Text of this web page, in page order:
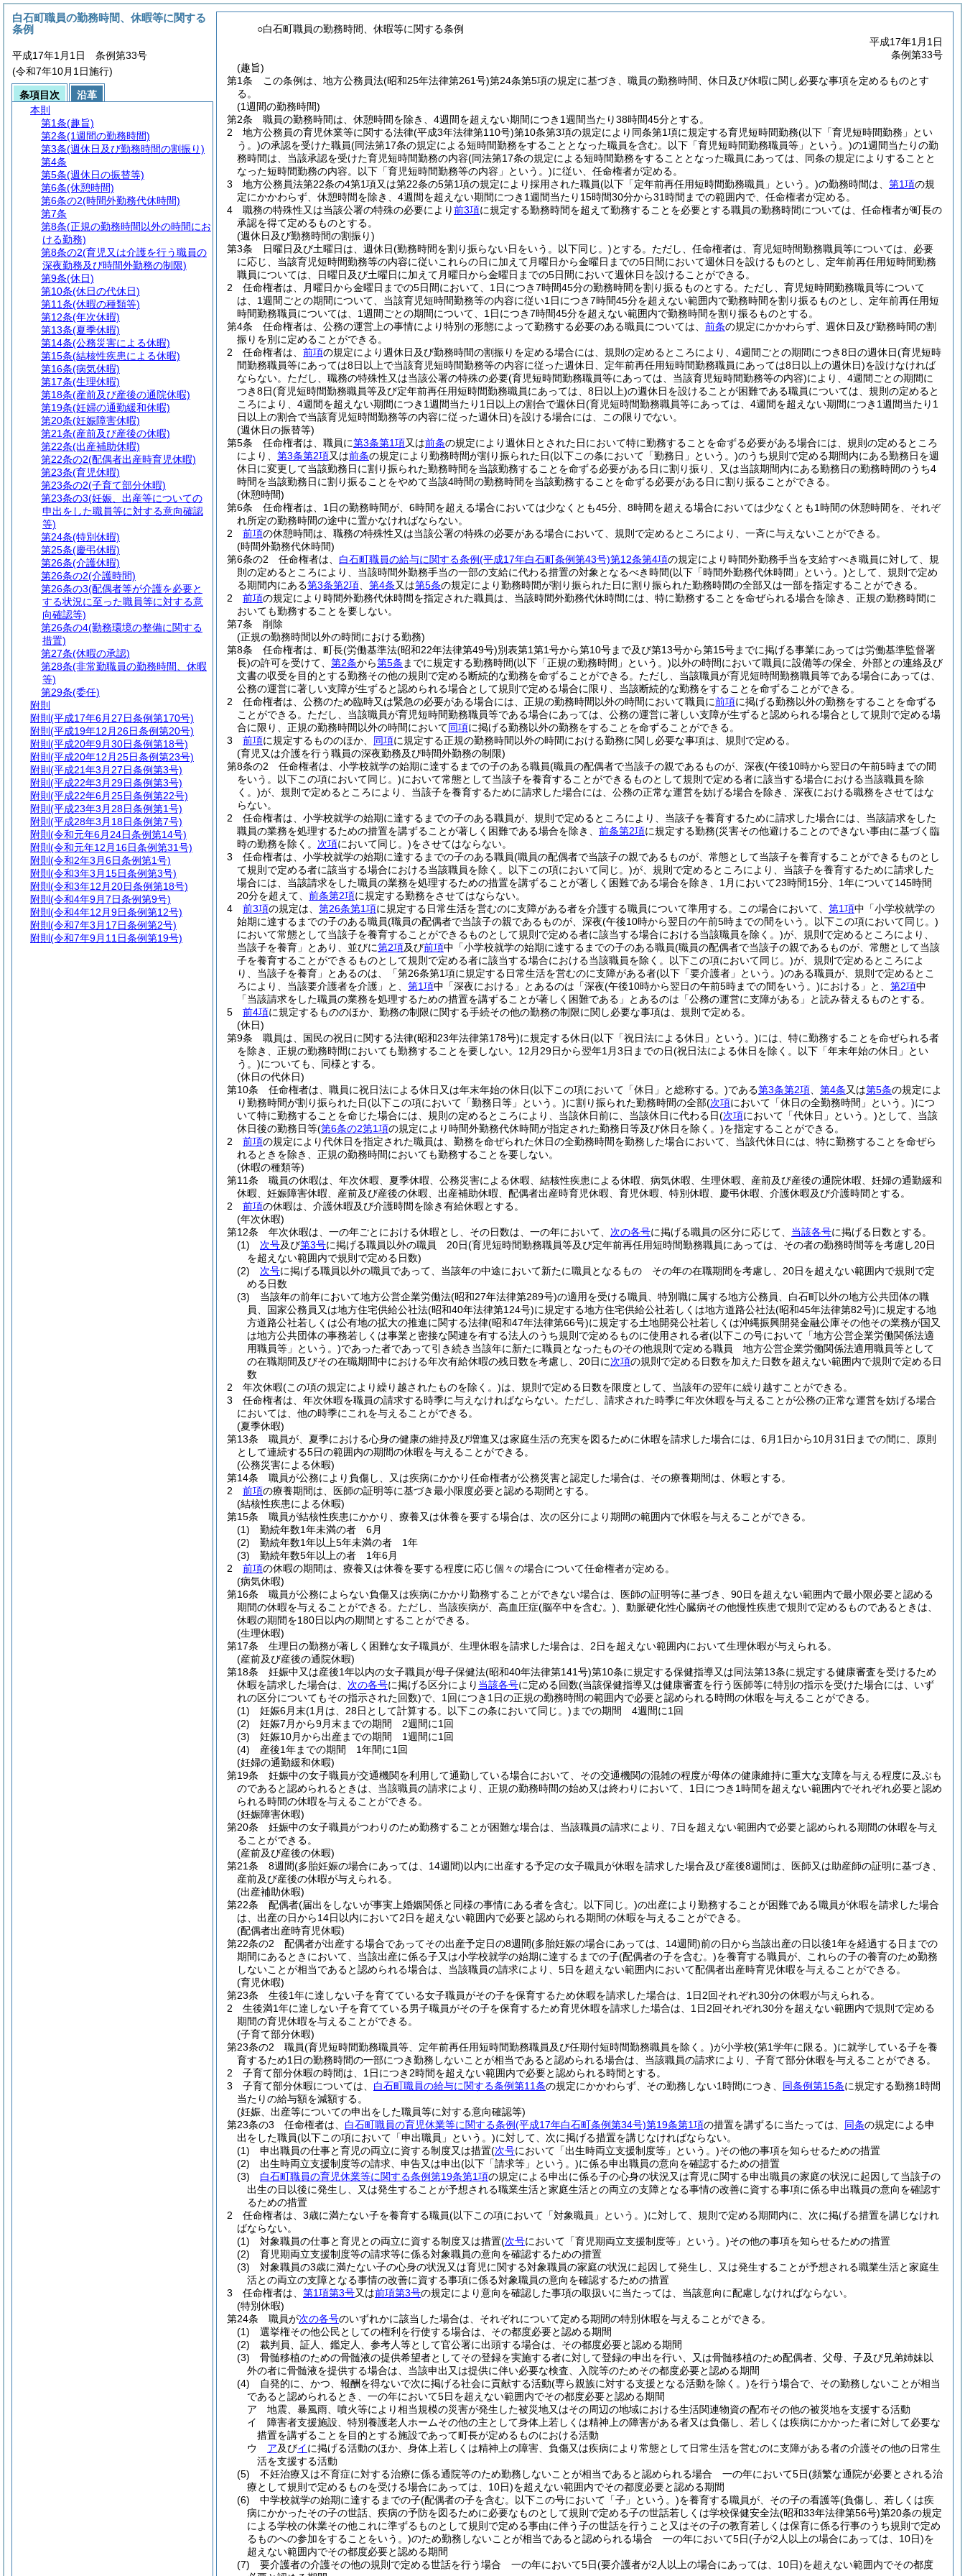
○白石町職員の勤務時間、休暇等に関する条例
平成17年1月1日
条例第33号
(趣旨)
第1条
この条例は、地方公務員法(昭和25年法律第261号)第24条第5項の規定に基づき、職員の勤務時間、休日及び休暇に関し必要な事項を定めるものとす
る。
(1週間の勤務時間)
第2条
職員の勤務時間は、休憩時間を除き、4週間を超えない期間につき1週間当たり38時間45分とする。
2
地方公務員の育児休業等に関する法律(平成3年法律第110号)第10条第3項の規定により同条第1項に規定する育児短時間勤務(以下「育児短時間勤務」とい
う。)の承認を受けた職員(同法第17条の規定による短時間勤務をすることとなった職員を含む。以下「育児短時間勤務職員等」という。)の1週間当たりの勤
務時間は、当該承認を受けた育児短時間勤務の内容(同法第17条の規定による短時間勤務をすることとなった職員にあっては、同条の規定によりすることと
なった短時間勤務の内容。以下「育児短時間勤務等の内容」という。)に従い、任命権者が定める。
3
地方公務員法第22条の4第1項又は第22条の5第1項の規定により採用された職員(以下「定年前再任用短時間勤務職員」という。)の勤務時間は、 第1項の規
定にかかわらず、休憩時間を除き、4週間を超えない期間につき1週間当たり15時間30分から31時間までの範囲内で、任命権者が定める。
4
職務の特殊性又は当該公署の特殊の必要により前3項に規定する勤務時間を超えて勤務することを必要とする職員の勤務時間については、任命権者が町長の
承認を得て定めるものとする。
(週休日及び勤務時間の割振り)
第3条
日曜日及び土曜日は、週休日(勤務時間を割り振らない日をいう。以下同じ。)とする。 ただし、任命権者は、育児短時間勤務職員等については、必要
に応じ、当該育児短時間勤務等の内容に従いこれらの日に加えて月曜日から金曜日までの5日間において週休日を設けるものとし、定年前再任用短時間勤務
職員については、日曜日及び土曜日に加えて月曜日から金曜日までの5日間において週休日を設けることができる。
2
任命権者は、月曜日から金曜日までの5日間において、1日につき7時間45分の勤務時間を割り振るものとする。 ただし、育児短時間勤務職員等について
は、1週間ごとの期間について、当該育児短時間勤務等の内容に従い1日につき7時間45分を超えない範囲内で勤務時間を割り振るものとし、定年前再任用短
時間勤務職員については、1週間ごとの期間について、1日につき7時間45分を超えない範囲内で勤務時間を割り振るものとする。
第4条
任命権者は、公務の運営上の事情により特別の形態によって勤務する必要のある職員については、 前条の規定にかかわらず、週休日及び勤務時間の割
振りを別に定めることができる。
2
任命権者は、 前項の規定により週休日及び勤務時間の割振りを定める場合には、規則の定めるところにより、4週間ごとの期間につき8日の週休日(育児短時
間勤務職員等にあっては8日以上で当該育児短時間勤務等の内容に従った週休日、定年前再任用短時間勤務職員にあっては8日以上の週休日)を設けなければ
ならない。 ただし、職務の特殊性又は当該公署の特殊の必要(育児短時間勤務職員等にあっては、当該育児短時間勤務等の内容)により、4週間ごとの期間に
つき8日(育児短時間勤務職員等及び定年前再任用短時間勤務職員にあっては、8日以上)の週休日を設けることが困難である職員については、規則の定めると
ころにより、4週間を超えない期間につき1週間当たり1日以上の割合で週休日(育児短時間勤務職員等にあっては、4週間を超えない期間につき1週間当たり1
日以上の割合で当該育児短時間勤務等の内容に従った週休日)を設ける場合には、この限りでない。
(週休日の振替等)
第5条
任命権者は、職員に第3条第1項又は前条の規定により週休日とされた日において特に勤務することを命ずる必要がある場合には、規則の定めるところ
により、 第3条第2項又は前条の規定により勤務時間が割り振られた日(以下この条において「勤務日」という。)のうち規則で定める期間内にある勤務日を週
休日に変更して当該勤務日に割り振られた勤務時間を当該勤務することを命ずる必要がある日に割り振り、又は当該期間内にある勤務日の勤務時間のうち4
時間を当該勤務日に割り振ることをやめて当該4時間の勤務時間を当該勤務することを命ずる必要がある日に割り振ることができる。
(休憩時間)
第6条
任命権者は、1日の勤務時間が、6時間を超える場合においては少なくとも45分、8時間を超える場合においては少なくとも1時間の休憩時間を、それぞ
れ所定の勤務時間の途中に置かなければならない。
2
前項の休憩時間は、職務の特殊性又は当該公署の特殊の必要がある場合において、規則で定めるところにより、一斉に与えないことができる。
(時間外勤務代休時間)
第6条の2
任命権者は、 白石町職員の給与に関する条例(平成17年白石町条例第43号)第12条第4項の規定により時間外勤務手当を支給すべき職員に対して、規
則の定めるところにより、当該時間外勤務手当の一部の支給に代わる措置の対象となるべき時間(以下「時間外勤務代休時間」という。)として、規則で定め
る期間内にある第3条第2項 第4条又は第5条の規定により勤務時間が割り振られた日に割り振られた勤務時間の全部又は一部を指定することができる。
2
前項の規定により時間外勤務代休時間を指定された職員は、当該時間外勤務代休時間には、特に勤務することを命ぜられる場合を除き、正規の勤務時間に
おいても勤務することを要しない。
第7条
削除
(正規の勤務時間以外の時間における勤務)
第8条
任命権者は、町長(労働基準法(昭和22年法律第49号)別表第1第1号から第10号まで及び第13号から第15号までに掲げる事業にあっては労働基準監督署
長)の許可を受けて、 第2条から第5条 までに規定する勤務時間(以下「正規の勤務時間」という。)以外の時間において職員に設備等の保全、外部との連絡及び
文書の収受を目的とする勤務その他の規則で定める断続的な勤務を命ずることができる。 ただし、当該職員が育児短時間勤務職員等である場合にあっては、
公務の運営に著しい支障が生ずると認められる場合として規則で定める場合に限り、当該断続的な勤務をすることを命ずることができる。
2
任命権者は、公務のため臨時又は緊急の必要がある場合には、正規の勤務時間以外の時間において職員に前項に掲げる勤務以外の勤務をすることを命ずる
ことができる。 ただし、当該職員が育児短時間勤務職員等である場合にあっては、公務の運営に著しい支障が生ずると認められる場合として規則で定める場
合に限り、正規の勤務時間以外の時間において同項に掲げる勤務以外の勤務をすることを命ずることができる。
3
前項に規定するもののほか、 同項に規定する正規の勤務時間以外の時間における勤務に関し必要な事項は、規則で定める。
(育児又は介護を行う職員の深夜勤務及び時間外勤務の制限)
第8条の2
任命権者は、小学校就学の始期に達するまでの子のある職員(職員の配偶者で当該子の親であるものが、深夜(午後10時から翌日の午前5時までの間
をいう。以下この項において同じ。)において常態として当該子を養育することができるものとして規則で定める者に該当する場合における当該職員を除
く。)が、規則で定めるところにより、当該子を養育するために請求した場合には、公務の正常な運営を妨げる場合を除き、深夜における職務をさせてはな
らない。
2
任命権者は、小学校就学の始期に達するまでの子のある職員が、規則で定めるところにより、当該子を養育するために請求した場合には、当該請求をした
職員の業務を処理するための措置を講ずることが著しく困難である場合を除き、 前条第2項に規定する勤務(災害その他避けることのできない事由に基づく臨
時の勤務を除く。 次項において同じ。)をさせてはならない。
3
任命権者は、小学校就学の始期に達するまでの子のある職員(職員の配偶者で当該子の親であるものが、常態として当該子を養育することができるものとし
て規則で定める者に該当する場合における当該職員を除く。以下この項において同じ。)が、規則で定めるところにより、当該子を養育するために請求した
場合には、当該請求をした職員の業務を処理するための措置を講ずることが著しく困難である場合を除き、1月において23時間15分、1年について145時間
20分を超えて、 前条第2項に規定する勤務をさせてはならない。
4
前3項の規定は、 第26条第1項に規定する日常生活を営むのに支障がある者を介護する職員について準用する。 この場合において、 第1項中「小学校就学の
始期に達するまでの子のある職員(職員の配偶者で当該子の親であるものが、深夜(午後10時から翌日の午前5時までの間をいう。以下この項において同じ。)
において常態として当該子を養育することができるものとして規則で定める者に該当する場合における当該職員を除く。)が、規則で定めるところにより、
当該子を養育」とあり、並びに第2項及び前項中「小学校就学の始期に達するまでの子のある職員(職員の配偶者で当該子の親であるものが、常態として当該
子を養育することができるものとして規則で定める者に該当する場合における当該職員を除く。以下この項において同じ。)が、規則で定めるところによ
り、当該子を養育」とあるのは、「第26条第1項に規定する日常生活を営むのに支障がある者(以下「要介護者」という。)のある職員が、規則で定めるとこ
ろにより、当該要介護者を介護」と、 第1項中「深夜における」とあるのは「深夜(午後10時から翌日の午前5時までの間をいう。)における」と、 第2項中
「当該請求をした職員の業務を処理するための措置を講ずることが著しく困難である」とあるのは「公務の運営に支障がある」と読み替えるものとする。
5
前4項に規定するもののほか、勤務の制限に関する手続その他の勤務の制限に関し必要な事項は、規則で定める。
(休日)
第9条
職員は、国民の祝日に関する法律(昭和23年法律第178号)に規定する休日(以下「祝日法による休日」という。)には、特に勤務することを命ぜられる者
を除き、正規の勤務時間においても勤務することを要しない。 12月29日から翌年1月3日までの日(祝日法による休日を除く。以下「年末年始の休日」とい
う。)についても、同様とする。
(休日の代休日)
第10条
任命権者は、職員に祝日法による休日又は年末年始の休日(以下この項において「休日」と総称する。)である第3条第2項 第4条又は第5条の規定によ
り勤務時間が割り振られた日(以下この項において「勤務日等」という。)に割り振られた勤務時間の全部(次項において「休日の全勤務時間」という。)につ
いて特に勤務することを命じた場合には、規則の定めるところにより、当該休日前に、当該休日に代わる日(次項において「代休日」という。)として、当該
休日後の勤務日等(第6条の2第1項の規定により時間外勤務代休時間が指定された勤務日等及び休日を除く。)を指定することができる。
2
前項の規定により代休日を指定された職員は、勤務を命ぜられた休日の全勤務時間を勤務した場合において、当該代休日には、特に勤務することを命ぜら
れるときを除き、正規の勤務時間においても勤務することを要しない。
(休暇の種類等)
第11条
職員の休暇は、年次休暇、夏季休暇、公務災害による休暇、結核性疾患による休暇、病気休暇、生理休暇、産前及び産後の通院休暇、妊婦の通勤緩和
休暇、妊娠障害休暇、産前及び産後の休暇、出産補助休暇、配偶者出産時育児休暇、育児休暇、特別休暇、慶弔休暇、介護休暇及び介護時間とする。
2
前項の休暇は、介護休暇及び介護時間を除き有給休暇とする。
(年次休暇)
第12条
年次休暇は、一の年ごとにおける休暇とし、その日数は、一の年において、 次の各号に掲げる職員の区分に応じて、 当該各号に掲げる日数とする。
(1)
次号及び第3号に掲げる職員以外の職員 20日(育児短時間勤務職員等及び定年前再任用短時間勤務職員にあっては、その者の勤務時間等を考慮し20日
を超えない範囲内で規則で定める日数)
(2)
次号に掲げる職員以外の職員であって、当該年の中途において新たに職員となるもの その年の在職期間を考慮し、20日を超えない範囲内で規則で定
める日数
(3)
当該年の前年において地方公営企業労働法(昭和27年法律第289号)の適用を受ける職員、特別職に属する地方公務員、白石町以外の地方公共団体の職
員、国家公務員又は地方住宅供給公社法(昭和40年法律第124号)に規定する地方住宅供給公社若しくは地方道路公社法(昭和45年法律第82号)に規定する地
方道路公社若しくは公有地の拡大の推進に関する法律(昭和47年法律第66号)に規定する土地開発公社若しくは沖縄振興開発金融公庫その他その業務が国又
は地方公共団体の事務若しくは事業と密接な関連を有する法人のうち規則で定めるものに使用される者(以下この号において「地方公営企業労働関係法適
用職員等」という。)であった者であって引き続き当該年に新たに職員となったものその他規則で定める職員 地方公営企業労働関係法適用職員等として
の在職期間及びその在職期間中における年次有給休暇の残日数を考慮し、20日に次項の規則で定める日数を加えた日数を超えない範囲内で規則で定める日
数
2
年次休暇(この項の規定により繰り越されたものを除く。)は、規則で定める日数を限度として、当該年の翌年に繰り越すことができる。
3
任命権者は、年次休暇を職員の請求する時季に与えなければならない。 ただし、請求された時季に年次休暇を与えることが公務の正常な運営を妨げる場合
においては、他の時季にこれを与えることができる。
(夏季休暇)
第13条
職員が、夏季における心身の健康の維持及び増進又は家庭生活の充実を図るために休暇を請求した場合には、6月1日から10月31日までの間に、原則
として連続する5日の範囲内の期間の休暇を与えることができる。
(公務災害による休暇)
第14条
職員が公務により負傷し、又は疾病にかかり任命権者が公務災害と認定した場合は、その療養期間は、休暇とする。
2
前項の療養期間は、医師の証明等に基づき最小限度必要と認める期間とする。
(結核性疾患による休暇)
第15条
職員が結核性疾患にかかり、療養又は休養を要する場合は、次の区分により期間の範囲内で休暇を与えることができる。
(1)
勤続年数1年未満の者 6月
(2)
勤続年数1年以上5年未満の者 1年
(3)
勤続年数5年以上の者 1年6月
2
前項の休暇の期間は、療養又は休養を要する程度に応じ個々の場合について任命権者が定める。
(病気休暇)
第16条
職員が公務によらない負傷又は疾病にかかり勤務することができない場合は、医師の証明等に基づき、90日を超えない範囲内で最小限必要と認める
期間の休暇を与えることができる。 ただし、当該疾病が、高血圧症(脳卒中を含む。) 、動脈硬化性心臓病その他慢性疾患で規則で定めるものであるときは、
休暇の期間を180日以内の期間とすることができる。
(生理休暇)
第17条
生理日の勤務が著しく困難な女子職員が、生理休暇を請求した場合は、2日を超えない範囲内において生理休暇が与えられる。
(産前及び産後の通院休暇)
第18条
妊娠中又は産後1年以内の女子職員が母子保健法(昭和40年法律第141号)第10条に規定する保健指導又は同法第13条に規定する健康審査を受けるため
休暇を請求した場合は、 次の各号に掲げる区分により 当該各号に定める回数(当該保健指導又は健康審査を行う医師等に特別の指示を受けた場合には、いず
れの区分についてもその指示された回数)で、1回につき1日の正規の勤務時間の範囲内で必要と認められる時間の休暇を与えることができる。
(1)
妊娠6月末(1月は、28日として計算する。以下この条において同じ。) までの期間 4週間に1回
(2)
妊娠7月から9月末までの期間 2週間に1回
(3)
妊娠10月から出産までの期間 1週間に1回
(4)
産後1年までの期間 1年間に1回
(妊婦の通勤緩和休暇)
第19条
妊娠中の女子職員が交通機関を利用して通勤している場合において、その交通機関の混雑の程度が母体の健康維持に重大な支障を与える程度に及ぶも
のであると認められるときは、当該職員の請求により、正規の勤務時間の始め又は終わりにおいて、1日につき1時間を超えない範囲内でそれぞれ必要と認め
られる時間の休暇を与えることができる。
(妊娠障害休暇)
第20条
妊娠中の女子職員がつわりのため勤務することが困難な場合は、当該職員の請求により、7日を超えない範囲内で必要と認められる期間の休暇を与え
ることができる。
(産前及び産後の休暇)
第21条
8週間(多胎妊娠の場合にあっては、14週間)以内に出産する予定の女子職員が休暇を請求した場合及び産後8週間は、医師又は助産師の証明に基づき、
産前及び産後の休暇が与えられる。
(出産補助休暇)
第22条
配偶者(届出をしないが事実上婚姻関係と同様の事情にある者を含む。以下同じ。)の出産により勤務することが困難である職員が休暇を請求した場合
は、出産の日から14日以内において2日を超えない範囲内で必要と認められる期間の休暇を与えることができる。
(配偶者出産時育児休暇)
第22条の2
配偶者が出産する場合であってその出産予定日の8週間(多胎妊娠の場合にあっては、14週間)前の日から当該出産の日以後1年を経過する日までの
期間にあるときにおいて、当該出産に係る子又は小学校就学の始期に達するまでの子(配偶者の子を含む。)を養育する職員が、これらの子の養育のため勤務
しないことが相当であると認められる場合は、当該職員の請求により、5日を超えない範囲内において配偶者出産時育児休暇を与えることができる。
(育児休暇)
第23条
生後1年に達しない子を育てている女子職員がその子を保育するため休暇を請求した場合は、1日2回それぞれ30分の休暇が与えられる。
2
生後満1年に達しない子を育てている男子職員がその子を保育するため育児休暇を請求した場合は、1日2回それぞれ30分を超えない範囲内で規則で定める
期間の育児休暇を与えることができる。
(子育て部分休暇)
第23条の2
職員(育児短時間勤務職員等、定年前再任用短時間勤務職員及び任期付短時間勤務職員を除く。)が小学校(第1学年に限る。)に就学している子を養
育するため1日の勤務時間の一部につき勤務しないことが相当であると認められる場合は、当該職員の請求により、子育て部分休暇を与えることができる。
2
子育て部分休暇の時間は、1日につき2時間を超えない範囲内で必要と認められる時間とする。
3
子育て部分休暇については、 白石町職員の給与に関する条例第11条の規定にかかわらず、その勤務しない1時間につき、 同条例第15条に規定する勤務1時間
当たりの給与額を減額する。
(妊娠、出産等についての申出をした職員等に対する意向確認等)
第23条の3
任命権者は、 白石町職員の育児休業等に関する条例(平成17年白石町条例第34号)第19条第1項の措置を講ずるに当たっては、 同条の規定による申
出をした職員(以下この項において「申出職員」という。)に対して、次に掲げる措置を講じなければならない。
(1)
申出職員の仕事と育児の両立に資する制度又は措置(次号において「出生時両立支援制度等」という。)その他の事項を知らせるための措置
(2)
出生時両立支援制度等の請求、申告又は申出(以下「請求等」という。)に係る申出職員の意向を確認するための措置
(3)
白石町職員の育児休業等に関する条例第19条第1項の規定による申出に係る子の心身の状況又は育児に関する申出職員の家庭の状況に起因して当該子の
出生の日以後に発生し、又は発生することが予想される職業生活と家庭生活との両立の支障となる事情の改善に資する事項に係る申出職員の意向を確認す
るための措置
2
任命権者は、3歳に満たない子を養育する職員(以下この項において「対象職員」という。)に対して、規則で定める期間内に、次に掲げる措置を講じなけれ
ばならない。
(1)
対象職員の仕事と育児との両立に資する制度又は措置(次号において「育児期両立支援制度等」という。)その他の事項を知らせるための措置
(2)
育児期両立支援制度等の請求等に係る対象職員の意向を確認するための措置
(3)
対象職員の3歳に満たない子の心身の状況又は育児に関する対象職員の家庭の状況に起因して発生し、又は発生することが予想される職業生活と家庭生
活との両立の支障となる事情の改善に資する事項に係る対象職員の意向を確認するための措置
3
任命権者は、 第1項第3号又は前項第3号の規定により意向を確認した事項の取扱いに当たっては、当該意向に配慮しなければならない。
(特別休暇)
第24条
職員が次の各号のいずれかに該当した場合は、それぞれについて定める期間の特別休暇を与えることができる。
(1)
選挙権その他公民としての権利を行使する場合は、その都度必要と認める期間
(2)
裁判員、証人、鑑定人、参考人等として官公署に出頭する場合は、その都度必要と認める期間
(3)
骨髄移植のための骨髄液の提供希望者としてその登録を実施する者に対して登録の申出を行い、又は骨髄移植のため配偶者、父母、子及び兄弟姉妹以
外の者に骨髄液を提供する場合は、当該申出又は提供に伴い必要な検査、入院等のためその都度必要と認める期間
(4)
自発的に、かつ、報酬を得ないで次に掲げる社会に貢献する活動(専ら親族に対する支援となる活動を除く。)を行う場合で、その勤務しないことが相当
であると認められるとき、一の年において5日を超えない範囲内でその都度必要と認める期間
ア
地震、暴風雨、噴火等により相当規模の災害が発生した被災地又はその周辺の地域における生活関連物資の配布その他の被災地を支援する活動
イ
障害者支援施設、特別養護老人ホームその他の主として身体上若しくは精神上の障害がある者又は負傷し、若しくは疾病にかかった者に対して必要な
措置を講ずることを目的とする施設であって町長が定めるものにおける活動
ウ
ア及びイに掲げる活動のほか、身体上若しくは精神上の障害、負傷又は疾病により常態として日常生活を営むのに支障がある者の介護その他の日常生
活を支援する活動
(5)
不妊治療又は不育症に対する治療に係る通院等のため勤務しないことが相当であると認められる場合 一の年において5日(頻繁な通院が必要とされる治
療として規則で定めるものを受ける場合にあっては、10日)を超えない範囲内でその都度必要と認める期間
(6)
中学校就学の始期に達するまでの子(配偶者の子を含む。以下この号において「子」という。)を養育する職員が、その子の看護等(負傷し、若しくは疾
病にかかったその子の世話、疾病の予防を図るために必要なものとして規則で定める子の世話若しくは学校保健安全法(昭和33年法律第56号)第20条の規定
による学校の休業その他これに準ずるものとして規則で定める事由に伴う子の世話を行うこと又はその子の教育若しくは保育に係る行事のうち規則で定め
るものへの参加をすることをいう。)のため勤務しないことが相当であると認められる場合 一の年において5日(子が2人以上の場合にあっては、10日)を
超えない範囲内でその都度必要と認める期間
(7)
要介護者の介護その他の規則で定める世話を行う場合 一の年において5日(要介護者が2人以上の場合にあっては、10日)を超えない範囲内でその都度
白石町職員の勤務時間、休暇等に関する
条例
平成17年1月1日 条例第33号
(令和7年10月1日施行)
条項目次
沿革
本則
第1条(趣旨)
第2条(1週間の勤務時間)
第3条(週休日及び勤務時間の割振り)
第4条
第5条(週休日の振替等)
第6条(休憩時間)
第6条の2(時間外勤務代休時間)
第7条
第8条(正規の勤務時間以外の時間にお
ける勤務)
第8条の2(育児又は介護を行う職員の
深夜勤務及び時間外勤務の制限)
第9条(休日)
第10条(休日の代休日)
第11条(休暇の種類等)
第12条(年次休暇)
第13条(夏季休暇)
第14条(公務災害による休暇)
第15条(結核性疾患による休暇)
第16条(病気休暇)
第17条(生理休暇)
第18条(産前及び産後の通院休暇)
第19条(妊婦の通勤緩和休暇)
第20条(妊娠障害休暇)
第21条(産前及び産後の休暇)
第22条(出産補助休暇)
第22条の2(配偶者出産時育児休暇)
第23条(育児休暇)
第23条の2(子育て部分休暇)
第23条の3(妊娠、出産等についての
申出をした職員等に対する意向確認
等)
第24条(特別休暇)
第25条(慶弔休暇)
第26条(介護休暇)
第26条の2(介護時間)
第26条の3(配偶者等が介護を必要と
する状況に至った職員等に対する意
向確認等)
第26条の4(勤務環境の整備に関する
措置)
第27条(休暇の承認)
第28条(非常勤職員の勤務時間、休暇
等)
第29条(委任)
附則
附則 (平成17年6月27日条例第170号)
附則 (平成19年12月26日条例第20号)
附則 (平成20年9月30日条例第18号)
附則 (平成20年12月25日条例第23号)
附則 (平成21年3月27日条例第3号)
附則 (平成22年3月29日条例第3号)
附則 (平成22年6月25日条例第22号)
附則 (平成23年3月28日条例第1号)
附則 (平成28年3月18日条例第7号)
附則 (令和元年6月24日条例第14号)
附則 (令和元年12月16日条例第31号)
附則 (令和2年3月6日条例第1号)
附則 (令和3年3月15日条例第3号)
附則 (令和3年12月20日条例第18号)
附則 (令和4年9月7日条例第9号)
附則 (令和4年12月9日条例第12号)
附則 (令和7年3月17日条例第2号)
附則 (令和7年9月11日条例第19号)